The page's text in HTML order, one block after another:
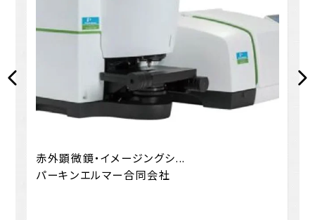
赤外顕微鏡・イメージングシ...
パーキンエルマー合同会社